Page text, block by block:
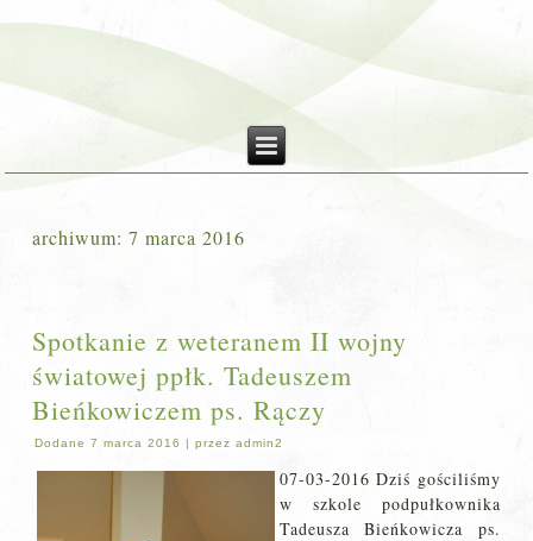
archiwum:7 marca 2016
Spotkanie z weteranem II wojny
światowej ppłk. Tadeuszem
Bieńkowiczem ps. Rączy
Dodane 7 marca 2016 |przez admin2
07-03-2016 Dziś gościliśmy
w szkole podpułkownika
Tadeusza Bieńkowicza ps.